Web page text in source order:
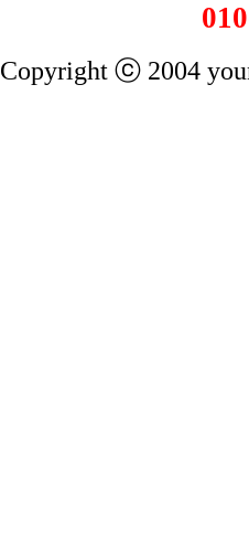
Copyright ⓒ 2004